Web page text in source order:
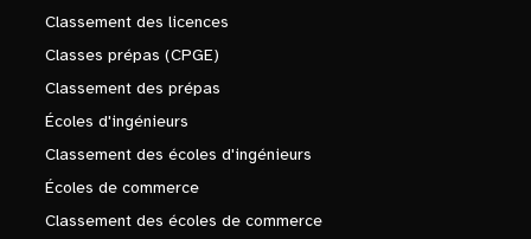
Classement des licences
Classes prépas (CPGE)
Classement des prépas
Écoles d'ingénieurs
Classement des écoles d'ingénieurs
Écoles de commerce
Classement des écoles de commerce